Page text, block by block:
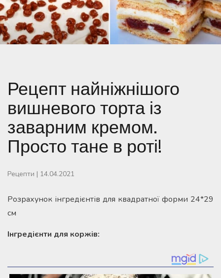
Рецепт найніжнішого
вишневого торта із
заварним кремом.
Просто тане в роті!
Рецепти | 14.04.2021
Розрахунок інгредієнтів для квадратної форми 24*29
см
Інгредієнти для коржів: